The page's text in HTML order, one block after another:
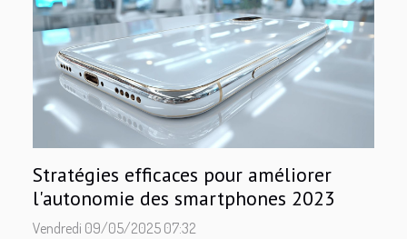
Stratégies efficaces pour améliorer
l'autonomie des smartphones 2023
Vendredi 09/05/2025 07:32